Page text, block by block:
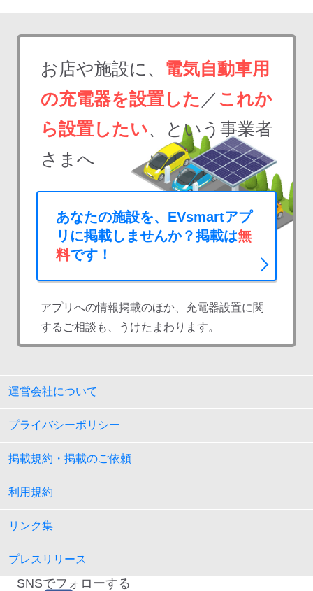
お店や施設に、 電気自動車用
の充電器を設置した ／ これか
ら設置したい、という事業者
さまへ
あなたの施設を、EVsmartアプ
リに掲載しませんか？掲載は無
料です！
アプリへの情報掲載のほか、充電器設置に関
するご相談も、うけたまわります。
運営会社について
プライバシーポリシー
掲載規約・掲載のご依頼
利用規約
リンク集
プレスリリース
SNSでフォローする